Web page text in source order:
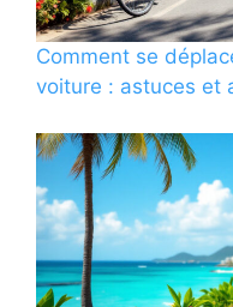
Comment se
voiture : astuces et